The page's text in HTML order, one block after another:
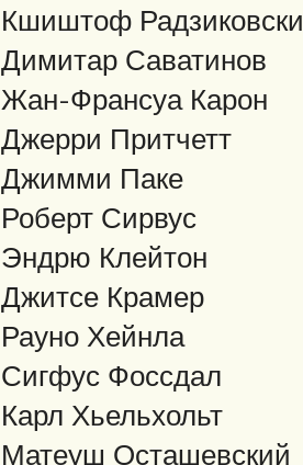
Кшиштоф Радзиковски
Димитар Саватинов
Жан-Франсуа Карон
Джерри Притчетт
Джимми Паке
Роберт Сирвус
Эндрю Клейтон
Джитсе Крамер
Рауно Хейнла
Сигфус Фоссдал
Карл Хьельхольт
Матеуш Осташевский